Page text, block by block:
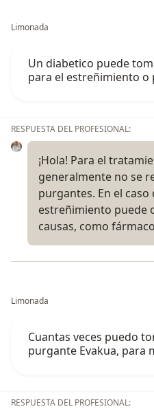
Limonada
Un diabetico puede
para el estreñimiento o
RESPUESTA DEL PROFESIONAL:
¡Hola! Para el
generalmente no se
purgantes. En el caso
estreñimiento puede
causas, como
Limonada
Cuantas veces puedo
purgante Evakua, para
RESPUESTA DEL PROFESIONAL: